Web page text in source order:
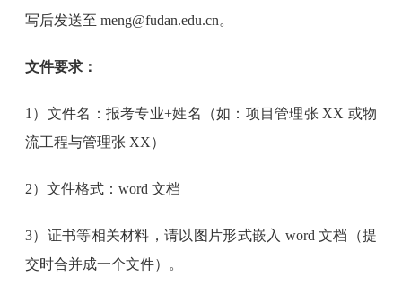
写后发送至 meng@fudan.edu.cn。
文件要求：
1）文件名：报考专业+姓名（如：项目管理张 XX 或物
流工程与管理张 XX）
2）文件格式：word 文档
3）证书等相关材料，请以图片形式嵌入 word 文档（提
交时合并成一个文件）。